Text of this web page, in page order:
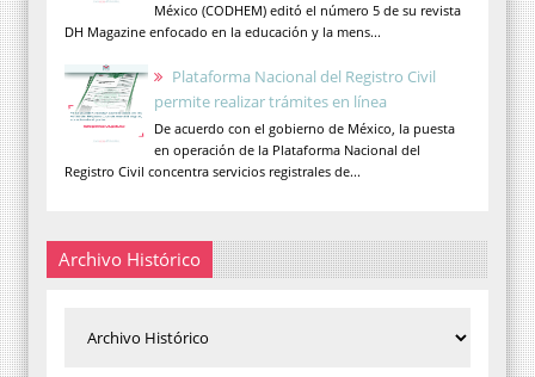
México (CODHEM) editó el número 5 de su revista
DH Magazine enfocado en la educación y la mens...
Plataforma Nacional del Registro Civil
permite realizar trámites en línea
De acuerdo con el gobierno de México, la puesta
en operación de la Plataforma Nacional del
Registro Civil concentra servicios registrales de...
Archivo Histórico